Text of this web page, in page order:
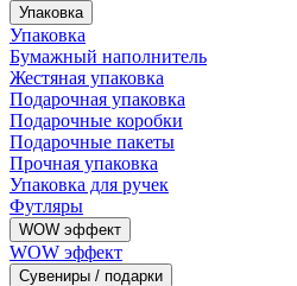
Упаковка
Упаковка
Бумажный наполнитель
Жестяная упаковка
Подарочная упаковка
Подарочные коробки
Подарочные пакеты
Прочная упаковка
Упаковка для ручек
Футляры
WOW эффект
WOW эффект
Сувениры / подарки